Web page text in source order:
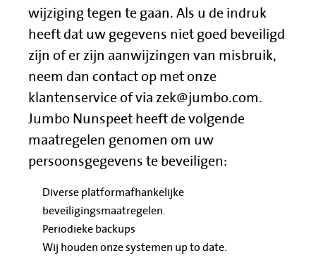
wijziging tegen te gaan. Als u de indruk
heeft dat uw gegevens niet goed beveiligd
zijn of er zijn aanwijzingen van misbruik,
neem dan contact op met onze
klantenservice of via zek@jumbo.com.
Jumbo Nunspeet heeft de volgende
maatregelen genomen om uw
persoonsgegevens te beveiligen:
Diverse platformafhankelijke
beveiligingsmaatregelen.
Periodieke backups
Wij houden onze systemen up to date.